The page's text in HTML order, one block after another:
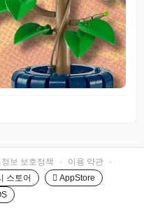
정보 보호정책 · 이용 약관
·
스토어
 AppStore